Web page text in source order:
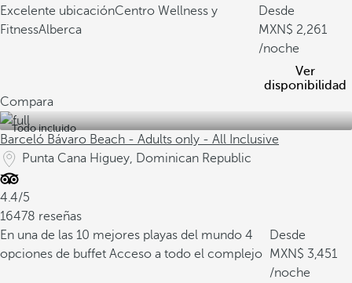
Excelente ubicaciónCentro Wellness y
FitnessAlberca
Desde
2,261
/noche
Ver
disponibilidad
Compara
Todo incluido
Barceló Bávaro Beach - Adults only - All Inclusive
Punta Cana Higuey, Dominican Republic
4.4/5
16478 reseñas
En una de las 10 mejores playas del mundo 4
opciones de buffet Acceso a todo el complejo
Desde
3,451
/noche